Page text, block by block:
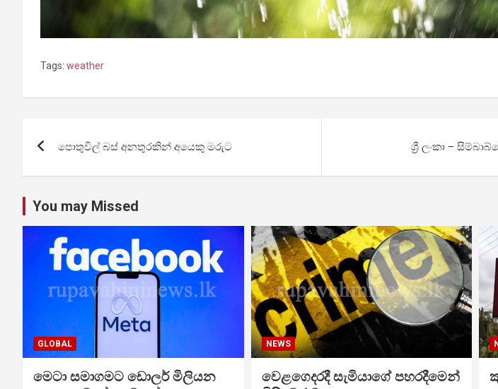
Tags: weather
navigation
පොතුවිල් බස් අනතුරකින් අයෙකු මරුට ශ්‍රී ලංකා –
You may Missed
GLOBAL
මෙටා සමාගමට ඩොලර් මිලියන
NEWS
වෙළගෙදරදී සැමියාගේ පහරදීමෙන්